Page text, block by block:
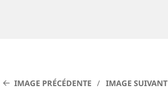
IMAGE PRÉCÉDENTE IMAGE